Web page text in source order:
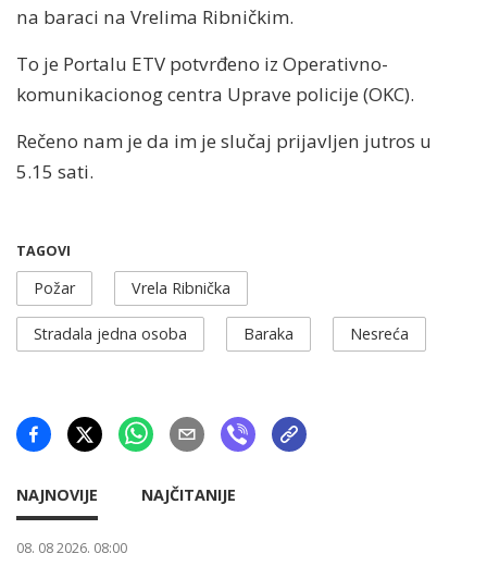
na baraci na Vrelima Ribničkim.
To je Portalu ETV potvrđeno iz Operativno-
komunikacionog centra Uprave policije (OKC).
Rečeno nam je da im je slučaj prijavljen jutros u
5.15 sati.
TAGOVI
Požar Vrela Ribnička
Stradala jedna osoba Baraka Nesreća
NAJNOVIJE NAJČITANIJE
08. 08 2026. 08:00